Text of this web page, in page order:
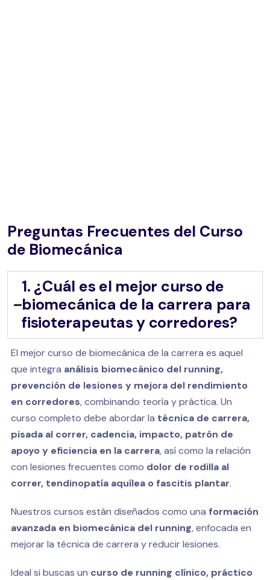
Preguntas Frecuentes del Curso
de Biomecánica
1. ¿Cuál es el mejor curso de
biomecánica de la carrera para
fisioterapeutas y corredores?
El mejor curso de biomecánica de la carrera es aquel
que integra análisis biomecánico del running,
prevención de lesiones y mejora del rendimiento
en corredores, combinando teoría y práctica. Un
curso completo debe abordar la técnica de carrera,
pisada al correr, cadencia, impacto, patrón de
apoyo y eficiencia en la carrera, así como la relación
con lesiones frecuentes como dolor de rodilla al
correr, tendinopatía aquílea o fascitis plantar.
Nuestros cursos están diseñados como una formación
avanzada en biomecánica del running, enfocada en
mejorar la técnica de carrera y reducir lesiones.
Ideal si buscas un curso de running clínico, práctico